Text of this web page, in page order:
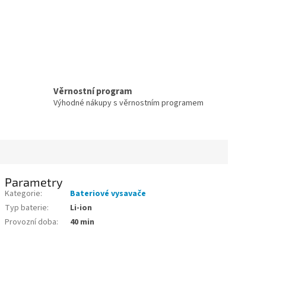
Věrnostní program
Výhodné nákupy s věrnostním programem
Parametry
Kategorie:
Bateriové vysavače
Typ baterie:
Li-ion
Provozní doba: 40 min